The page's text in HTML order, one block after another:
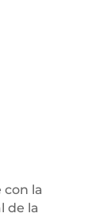
con la
de la